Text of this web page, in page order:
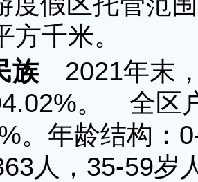
方千米。
族 2021年末
。 全区
。年龄结构：
人，35-59岁